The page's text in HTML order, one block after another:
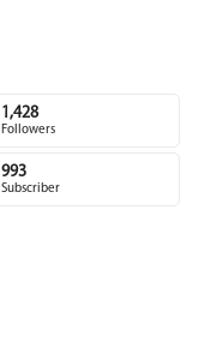
1,428
Followers
993
Subscriber